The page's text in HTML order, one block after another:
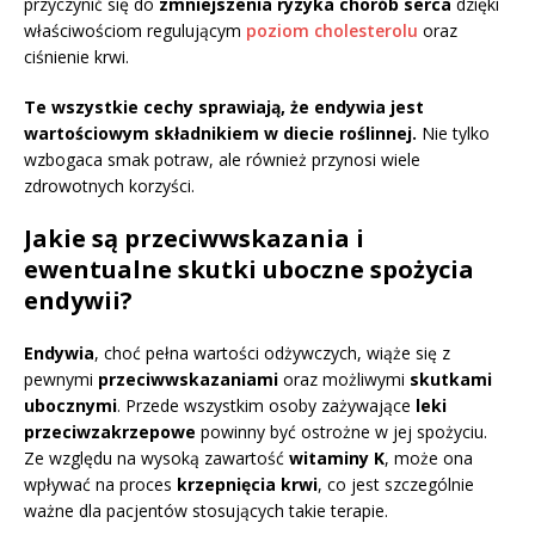
przyczynić się do zmniejszenia ryzyka chorób serca dzięki
właściwościom regulującym poziom cholesterolu oraz
ciśnienie krwi.
Te wszystkie cechy sprawiają, że endywia jest
wartościowym składnikiem w diecie roślinnej. Nie tylko
wzbogaca smak potraw, ale również przynosi wiele
zdrowotnych korzyści.
Jakie są przeciwwskazania i
ewentualne skutki uboczne spożycia
endywii?
Endywia, choć pełna wartości odżywczych, wiąże się z
pewnymi przeciwwskazaniami oraz możliwymi skutkami
ubocznymi. Przede wszystkim osoby zażywające leki
przeciwzakrzepowe powinny być ostrożne w jej spożyciu.
Ze względu na wysoką zawartość witaminy K, może ona
wpływać na proces krzepnięcia krwi, co jest szczególnie
ważne dla pacjentów stosujących takie terapie.